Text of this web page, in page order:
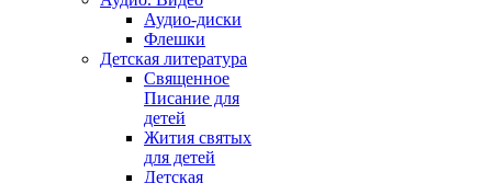
Аудио-диски
Флешки
Детская литература
Священное
Писание для
детей
Жития святых
для детей
Детская